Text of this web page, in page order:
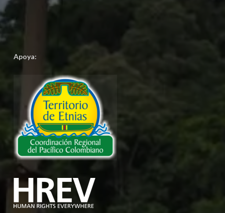
Apoya: